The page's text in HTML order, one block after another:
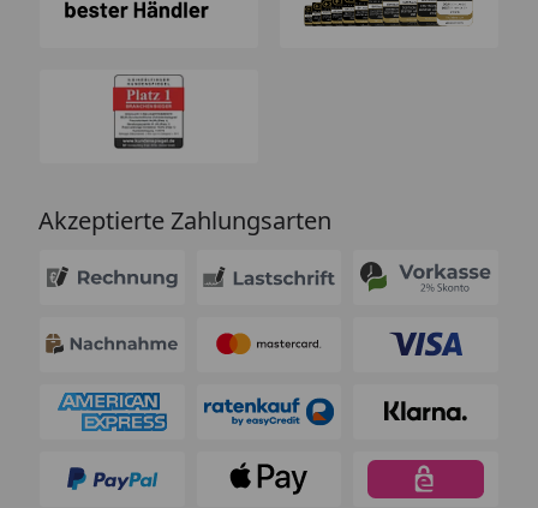
Akzeptierte Zahlungsarten